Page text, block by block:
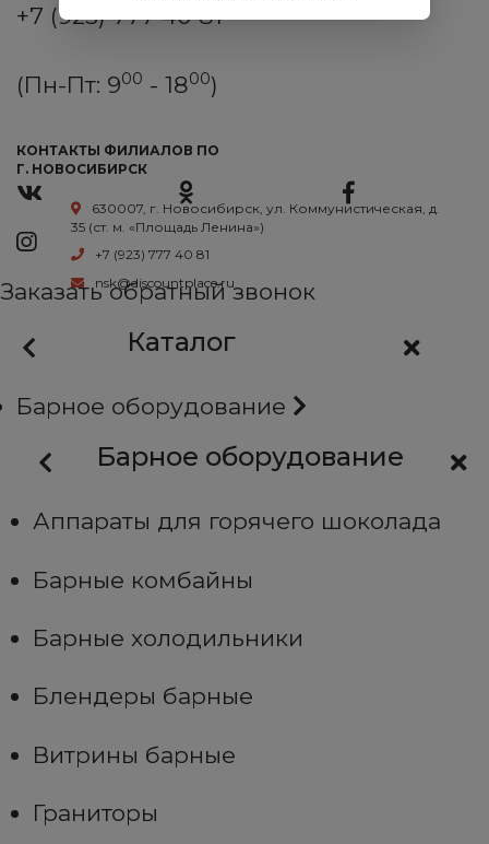
+7 (923) 777 40 81
(Пн-Пт: 900 - 1800)
КОНТАКТЫ ФИЛИАЛОВ ПО
Г. НОВОСИБИРСК
630007, г. Новосибирск, ул. Коммунистическая, д.
35 (ст. м. «Площадь Ленина»)
+7 (923) 777 40 81
nsk@discountplace.ru
Заказать обратный звонок
Каталог
Барное оборудование
Барное оборудование
Аппараты для горячего шоколада
Барные комбайны
Барные холодильники
Блендеры барные
Витрины барные
Граниторы